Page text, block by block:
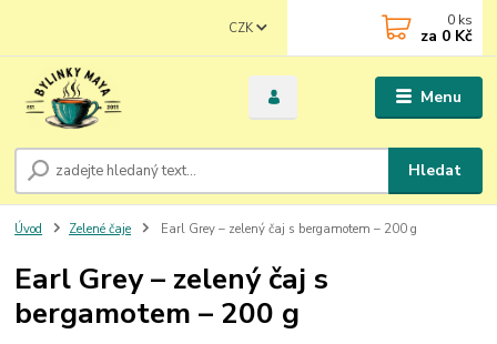
Menu
CZK
Hledat
0 ks
za 0 Kč
Úvod Zelené čaje Earl Grey – zelený čaj s bergamotem – 200 g
Earl Grey – zelený čaj s
bergamotem – 200 g